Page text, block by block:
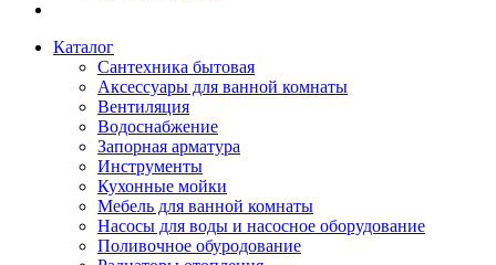
Каталог
Сантехника бытовая
Аксессуары для ванной комнаты
Вентиляция
Водоснабжение
Запорная арматура
Инструменты
Кухонные мойки
Мебель для ванной комнаты
Насосы для воды и насосное оборудование
Поливочное обуродование